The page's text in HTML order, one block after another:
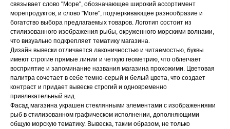
связывает слово "Море", обозначающее широкий ассортимент
морепродуктов, и слово "More", подчеркивающее разнообразие и
богатство выбора предлагаемых товаров. Логотип состоит из
стилизованного изображения рыбы, окруженного морскими волнами,
что визуально подкрепляет тематику магазина.
Дизайн вывески отличается лаконичностью и читаемостью, буквы
имеют строгие прямые линии и четкую геометрию, что облегчает
восприятие и запоминание названия магазина прохожими. Цветовая
палитра сочетает в себе темно-серый и белый цвета, что создает
контраст и придает вывеске строгий и одновременно
привлекательный вид.
Фасад магазина украшен стеклянными элементами с изображениями
рыб в стилизованном графическом исполнении, дополняющими
общую морскую тематику. Вывеска, таким образом, не только